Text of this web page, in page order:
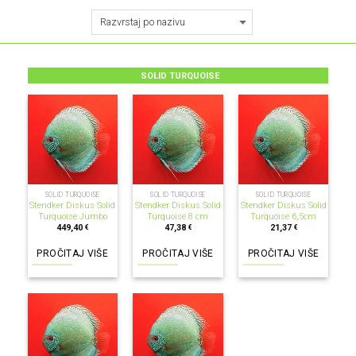
SOLID TURQUOISE
NEMA NA ZALIHI
SOLID TURQUOISE
Stendker Diskus Solid
Turquoise Jumbo
449,40€
PROČITAJ VIŠE
NEMA NA ZALIHI
SOLID TURQUOISE
Stendker Diskus Solid
Turquoise 8 cm
47,38 €
PROČITAJ VIŠE
NEMA NA ZALIHI
SOLID TURQUOISE
Stendker Diskus Solid
Turquoise 6,5cm
21,37 €
PROČITAJ VIŠE
NEMA NA ZALIHI NEMA NA ZALIHI